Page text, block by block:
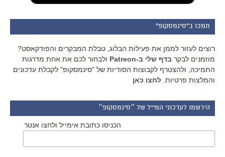
תמכו ב"סינמסקופ"
רוצים לעזור לממן את פעילות הבלוג, טבלת המבקרים והפודקאסט?
מוזמנים לבקר בדף שלי ב-Patreon
ולבחור לכם את אחת מדרגות
התמיכה, ולהצטרף לקבוצות הסודיות של "סינמסקופ" לקבלת עדכונים
והמלצות פרטיות. לחצו כאן
הירשמו לעדכוני המייל של ״סינמסקופ״
הכניסו כתובת אימייל ולחצו אנטר